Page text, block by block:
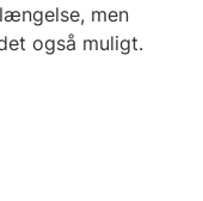
men
også muligt.